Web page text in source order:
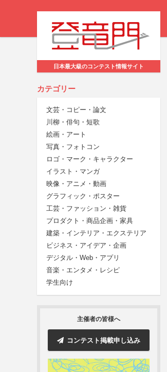
日本最大級のコンテスト情報サイト
カテゴリー
文芸・コピー・論文
川柳・俳句・短歌
絵画・アート
写真・フォトコン
ロゴ・マーク・キャラクター
イラスト・マンガ
映像・アニメ・動画
グラフィック・ポスター
工芸・ファッション・雑貨
プロダクト・商品企画・家具
建築・インテリア・エクステリア
ビジネス・アイデア・企画
デジタル・Web・アプリ
音楽・エンタメ・レシピ
学生向け
主催者の皆様へ
コンテスト掲載申し込み